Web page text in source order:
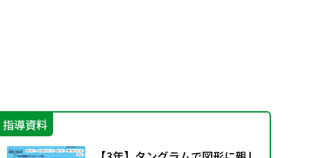
指導資料